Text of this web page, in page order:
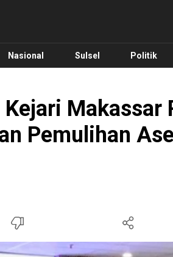
Nasional Sulsel Politik
Makassar
Pemulihan